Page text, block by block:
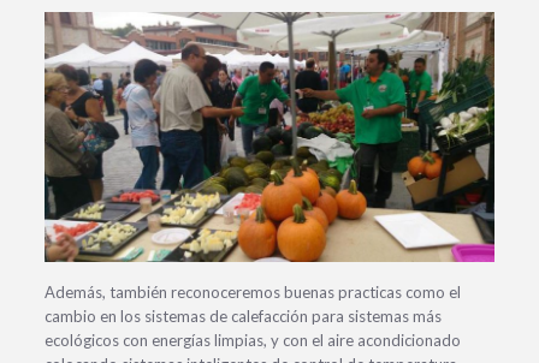
Además, también reconoceremos buenas practicas como el
cambio en los sistemas de calefacción para sistemas más
ecológicos con energías limpias, y con el aire acondicionado